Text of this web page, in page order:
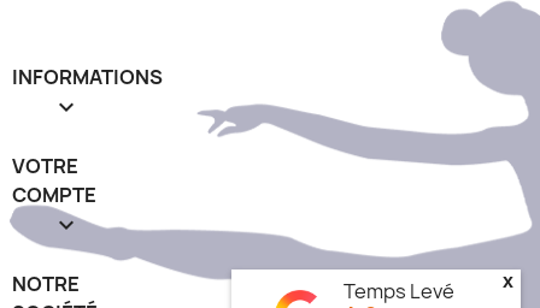
INFORMATIONS

VOTRE
COMPTE

NOTRE
Temps Levé x